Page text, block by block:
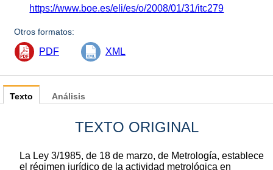
https://www.boe.es/eli/es/o/2008/01/31/itc279
Otros formatos:
PDF XML
Texto
TEXTO ORIGINAL
La Ley 3/1985, de 18 de marzo, de Metrología, establece
el régimen jurídico de la actividad metrológica en
Análisis